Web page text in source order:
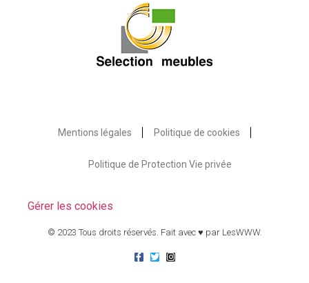
Mentions légales Politique de cookies
Politique de Protection Vie privée
Gérer les cookies
© 2023 Tous droits réservés. Fait avec ♥ par LesWWW.